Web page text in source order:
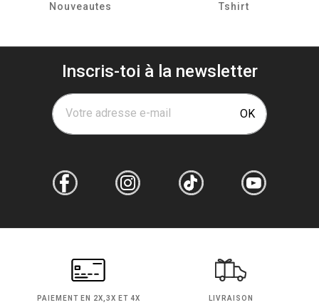
Nouveautes Tshirt
Inscris-toi à la newsletter
Votre adresse e-mail OK
PAIEMENT EN 2X,3X ET 4X LIVRAISON